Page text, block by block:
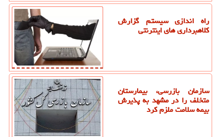
راه اندازی سیستم گزارش
کلاهبرداری های اینترنتی
سازمان بازرسی، بیمارستان
متخلف را در مشهد به پذیرش
بیمه سلامت ملزم کرد